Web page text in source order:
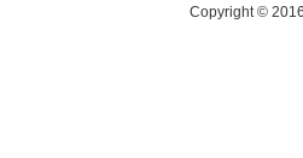
Copyright ©